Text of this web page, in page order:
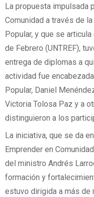
La propuesta impulsada
Comunidad a través de
Popular, y que se
de Febrero (UNTREF),
entrega de diplomas a
actividad fue
Popular, Daniel
Victoria Tolosa Paz y a
distinguieron a los
La iniciativa, que se da
Emprender en
del ministro Andrés
formación y
estuvo dirigida a más de